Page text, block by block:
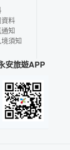
料
知
須知
安旅遊APP